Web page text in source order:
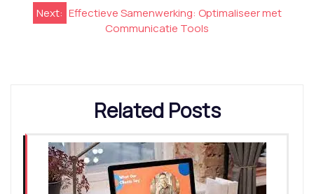
Next: Effectieve Samenwerking: Optimaliseer met
Communicatie Tools
Related Posts